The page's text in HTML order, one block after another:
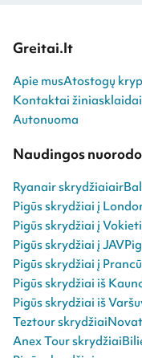
Greitai.lt
Apie musAtostogų
Kontaktai žiniasklaidai
Autonuoma
Naudingos
Ryanair skrydžiai
Pigūs skrydžiai į
Pigūs skrydžiai į
Pigūs skrydžiai į JAV
Pigūs skrydžiai į
Pigūs skrydžiai iš
Pigūs skrydžiai iš
Teztour skrydžiai
Anex Tour skrydžiai